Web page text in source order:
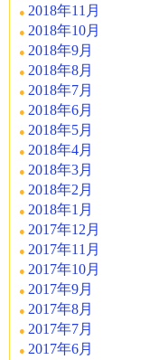
2018年11月
2018年10月
2018年9月
2018年8月
2018年7月
2018年6月
2018年5月
2018年4月
2018年3月
2018年2月
2018年1月
2017年12月
2017年11月
2017年10月
2017年9月
2017年8月
2017年7月
2017年6月